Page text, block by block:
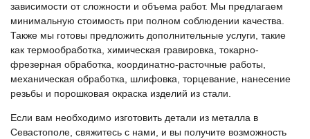
зависимости от сложности и объема работ. Мы предлагаем
минимальную стоимость при полном соблюдении качества.
Также мы готовы предложить дополнительные услуги, такие
как термообработка, химическая гравировка, токарно-
фрезерная обработка, координатно-расточные работы,
механическая обработка, шлифовка, торцевание, нанесение
резьбы и порошковая окраска изделий из стали.
Если вам необходимо изготовить детали из металла в
Севастополе, свяжитесь с нами, и вы получите возможность